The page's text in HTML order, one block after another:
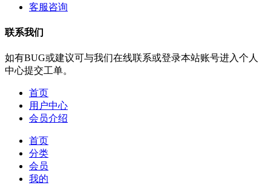
客服咨询
联系我们
如有BUG或建议可与我们在线联系或登录本站账号进入个人
中心提交工单。
首页
用户中心
会员介绍
首页
分类
会员
我的